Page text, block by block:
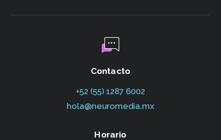
Contacto
+52 (55) 1287 6002‬
hola@neuromedia.mx
Horario